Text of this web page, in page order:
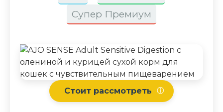
Супер Премиум
Стоит рассмотреть ⓘ